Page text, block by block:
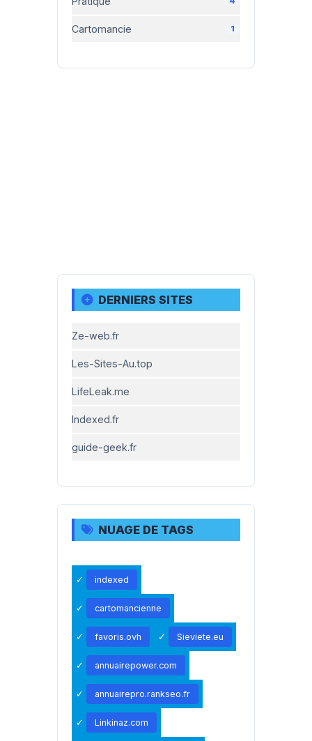
Cartomancie 1
DERNIERS SITES
Ze-web.fr
Les-Sites-Au.top
LifeLeak.me
Indexed.fr
guide-geek.fr
NUAGE DE TAGS
indexed
cartomancienne
favoris.ovh Sieviete.eu
annuairepower.com
annuairepro.rankseo.fr
Linkinaz.com